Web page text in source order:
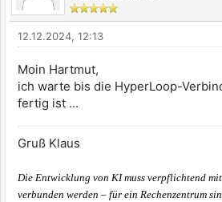
12.12.2024, 12:13
Moin Hartmut,
ich warte bis die HyperLoop-
fertig ist ...
Gruß Klaus
Die Entwicklung von KI muss verpflichtend
verbunden werden – für ein Rechenzentrum